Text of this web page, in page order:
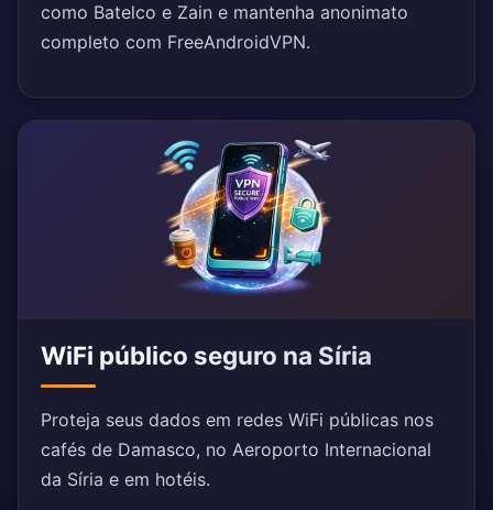
como Batelco e Zain e mantenha anonimato
completo com FreeAndroidVPN.
WiFi público seguro na Síria
Proteja seus dados em redes WiFi públicas nos
cafés de Damasco, no Aeroporto Internacional
da Síria e em hotéis.